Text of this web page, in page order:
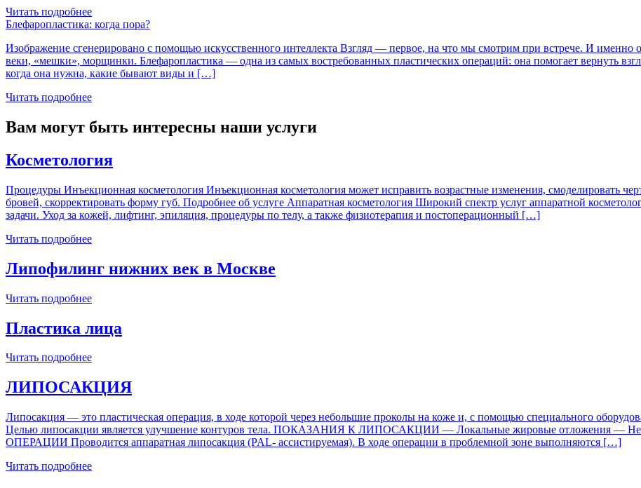
Читать подробнее
Блефаропластика: когда пора?
Изображение сгенерировано с помощью искусственного интеллекта Взгляд — первое, на что мы смотрим при встрече. И именно
веки, «мешки», морщинки. Блефаропластика — одна из самых востребованных пластических операций: она помогает вернуть
когда она нужна, какие бывают виды и […]
Читать подробнее
Вам могут быть интересны наши услуги
Косметология
Процедуры Инъекционная косметология Инъекционная косметология может исправить возрастные изменения, смоделировать
бровей, скорректировать форму губ. Подробнее об услуге Аппаратная косметология Широкий спектр услуг аппаратной
задачи. Уход за кожей, лифтинг, эпиляция, процедуры по телу, а также физиотерапия и постоперационный […]
Читать подробнее
Липофилинг нижних век в Москве
Читать подробнее
Пластика лица
Читать подробнее
ЛИПОСАКЦИЯ
Липосакция — это пластическая операция, в ходе которой через небольшие проколы на коже и, с помощью специального
Целью липосакции является улучшение контуров тела. ПОКАЗАНИЯ К ЛИПОСАКЦИИ — Локальные жировые отложения
ОПЕРАЦИИ Проводится аппаратная липосакция (PAL- ассистируемая). В ходе операции в проблемной зоне выполняются […]
Читать подробнее